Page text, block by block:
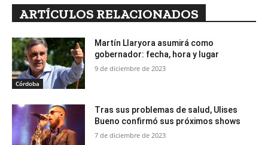
ARTÍCULOS RELACIONADOS
Córdoba
Martín Llaryora asumirá como
gobernador: fecha, hora y lugar
9 de diciembre de 2023
Tras sus problemas de salud, Ulises
Bueno confirmó sus próximos shows
7 de diciembre de 2023